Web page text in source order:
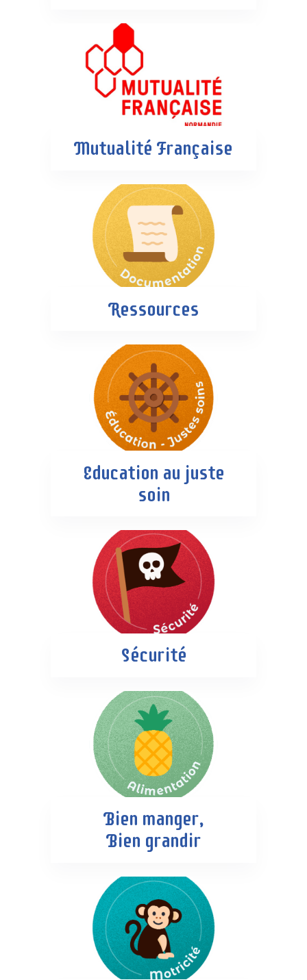
Mutualité Française
Ressources
Education au juste
soin
Sécurité
Bien manger,
Bien grandir